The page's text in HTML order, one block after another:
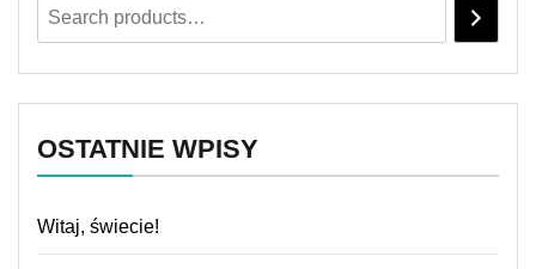
OSTATNIE WPISY
Witaj, świecie!